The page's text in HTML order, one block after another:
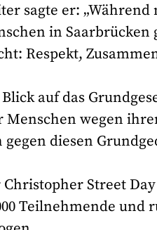
sagte er:
in Saarbrücken
Respekt,
auf das
Menschen wegen
gegen diesen
Christopher Street
Teilnehmende und